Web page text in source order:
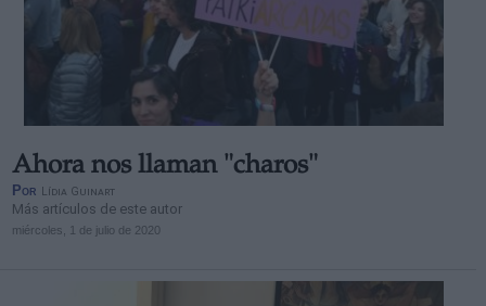
Ahora nos llaman "charos"
Por Lídia Guinart
Más artículos de este autor
miércoles, 1 de julio de 2020